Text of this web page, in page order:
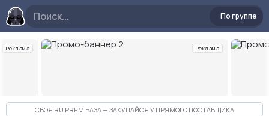
По группе
Реклама Реклама
Слайд 2 из 10
СВОЯ RU PREM БАЗА — ЗАКУПАЙСЯ У ПРЯМОГО ПОСТАВЩИКА